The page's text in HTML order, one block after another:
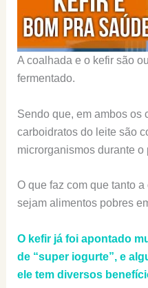
A coalhada e o kefir são
fermentado.
Sendo que, em ambos os
carboidratos do leite são
microrganismos durante
O que faz com que tanto
sejam alimentos pobres
O kefir já foi apontado
de “super iogurte”, e
ele tem diversos